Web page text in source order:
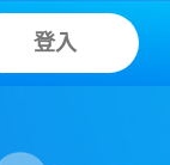
登入